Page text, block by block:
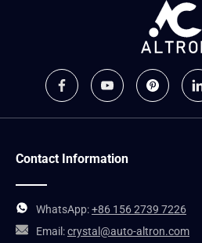
Contact Information
WhatsApp:+86 156 2739 7226
Email:crystal@auto-altron.com